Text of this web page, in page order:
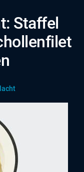
Staffel